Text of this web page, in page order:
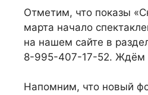
Отметим, что показы
марта начало
на нашем сайте в
8-995-407-17-52. Ждём
Напомним, что новый